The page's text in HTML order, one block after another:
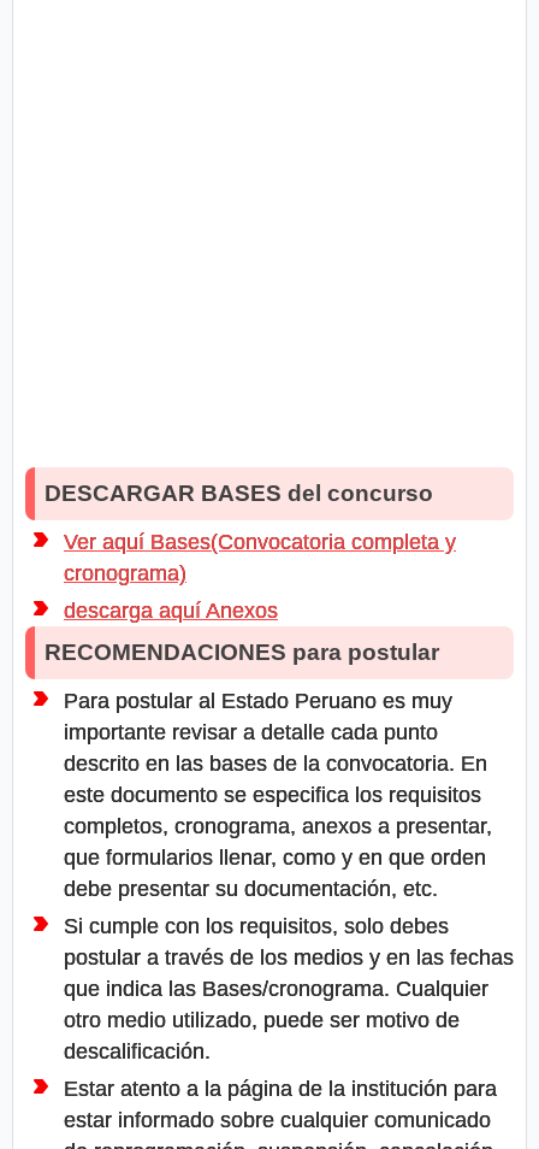
DESCARGAR BASES del concurso
Ver aquí Bases(Convocatoria completa y
cronograma)
descarga aquí Anexos
RECOMENDACIONES para postular
Para postular al Estado Peruano es muy
importante revisar a detalle cada punto
descrito en las bases de la convocatoria. En
este documento se especifica los requisitos
completos, cronograma, anexos a presentar,
que formularios llenar, como y en que orden
debe presentar su documentación, etc.
Si cumple con los requisitos, solo debes
postular a través de los medios y en las fechas
que indica las Bases/cronograma. Cualquier
otro medio utilizado, puede ser motivo de
descalificación.
Estar atento a la página de la institución para
estar informado sobre cualquier comunicado